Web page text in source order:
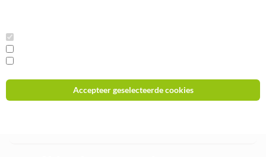
Accepteer geselecteerde cookies